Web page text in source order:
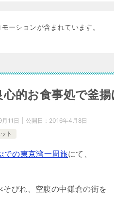
ーションが含まれています。
心的お食事処で釜
11日 公開日： 2016年4月8日
ト
での東京湾一周旅にて、
そびれ、空腹の中鎌倉の街を